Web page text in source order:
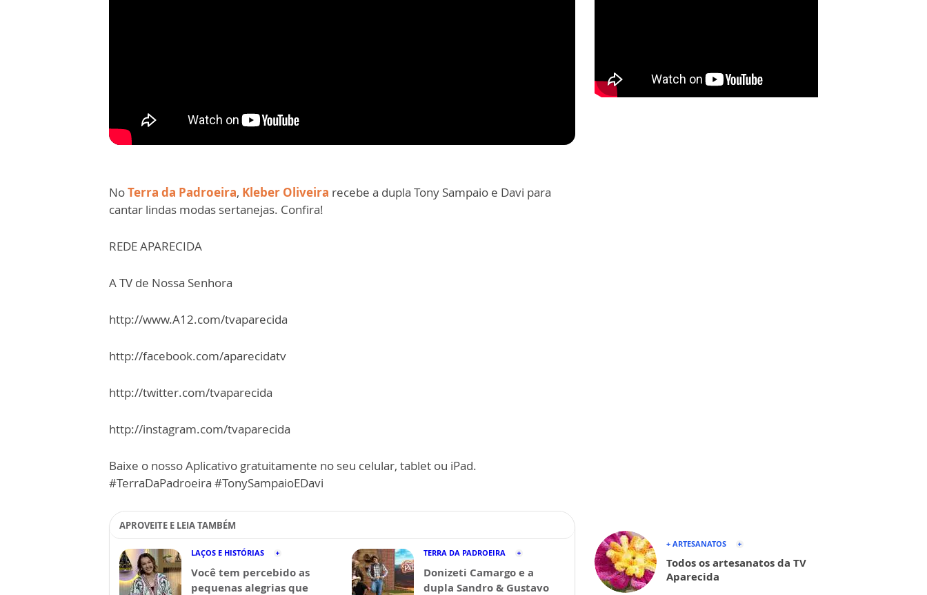
NoTerra da Padroeira, Kleber Oliveira recebe a dupla Tony Sampaio e Davi para
cantar lindas modas sertanejas. Confira!
REDE APARECIDA
A TV de Nossa Senhora
http://www.A12.com/tvaparecida
http://facebook.com/aparecidatv
http://twitter.com/tvaparecida
http://instagram.com/tvaparecida
Baixe o nosso Aplicativo gratuitamente no seu celular, tablet ou iPad.
#TerraDaPadroeira #TonySampaioEDavi
APROVEITE E LEIA TAMBÉM
LAÇOS E HISTÓRIAS
Você tem percebido as
pequenas alegrias que
TERRA DA PADROEIRA
Donizeti Camargo e a
dupla Sandro & Gustavo
+ ARTESANATOS
Todos os artesanatos da TV
Aparecida